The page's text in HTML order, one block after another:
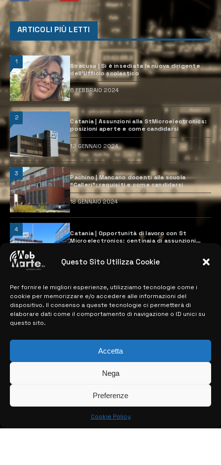
Questo Sito Utilizza Cookie
Per fornire le migliori esperienze, utilizziamo tecnologie come i
cookie per memorizzare e/o accedere alle informazioni del
dispositivo. Il consenso a queste tecnologie ci permetterà di
elaborare dati come il comportamento di navigazione o ID unici su
questo sito.
Accetta
Nega
Preferenze
Cookie Policy
ARTICOLI PIÙ LETTI
1
Siracusa | Si è insediata la nuova dirigente
dell’Ufficio scolastico
6 FEBBRAIO 2024
2
Catania | Assunzioni alla StMicroelectronics:
posizioni aperte e come candidarsi
12 GENNAIO 2024
3
Pachino | Mancano docenti alla scuola
“Calleri”: requisiti e come candidarsi
18 GENNAIO 2024
4
Catania | Opportunità di lavoro con St
Microelectronics: centinaia di assunzioni
28 MARZO 2024
MAPPA DEL SITO
> NOTIZIE
> EDIZIONI LOCALI